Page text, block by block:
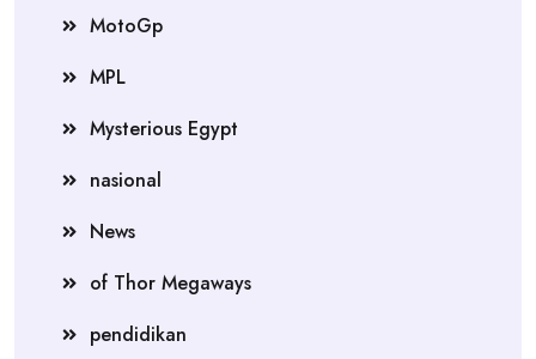
MotoGp
MPL
Mysterious Egypt
nasional
News
of Thor Megaways
pendidikan